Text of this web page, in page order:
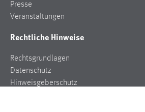
Presse
Veranstaltungen
Rechtliche Hinweise
Rechtsgrundlagen
Datenschutz
Hinweisgeberschutz